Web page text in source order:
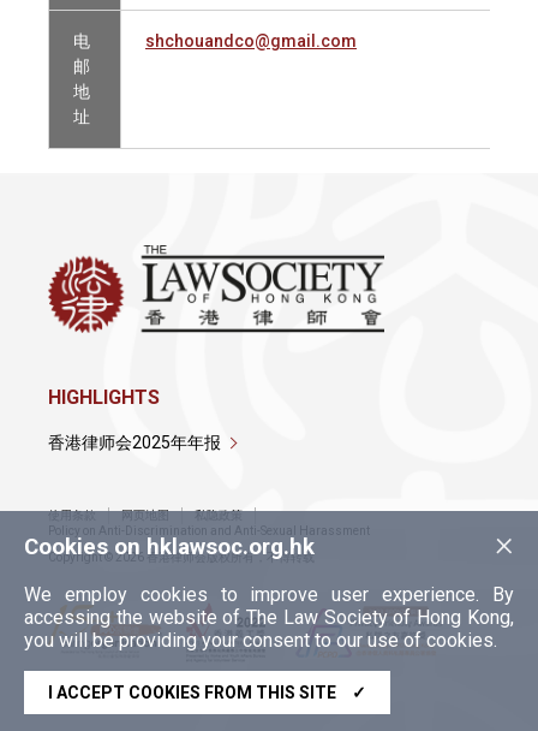
电
邮
地
址
shchouandco@gmail.com
×
Cookies on hklawsoc.org.hk
We employ cookies to improve user experience. By
accessing the website of The Law Society of Hong Kong,
you will be providing your consent to our use of cookies.
I ACCEPT COOKIES FROM THIS SITE ✓
HIGHLIGHTS
香港律师会2025年年报
使用条款 网页地图
私隐政策
Policy on Anti-Discrimination and Anti-Sexual Harassment
Copyright © 2026 香港律师会版权所有，不得转载